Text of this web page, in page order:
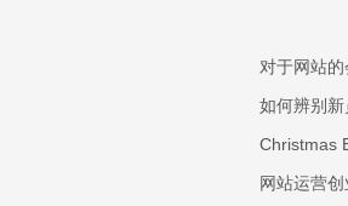
对于网站
如何辨别
Christmas
网站运营